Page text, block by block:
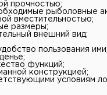
прочностью;
рыболовные
вместительностью;
размеры;
внешний вид;
пользования ими;
функций;
конструкцией;
условиям